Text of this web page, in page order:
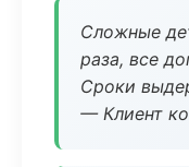
Сложные
раза, все
Сроки
— Клиент